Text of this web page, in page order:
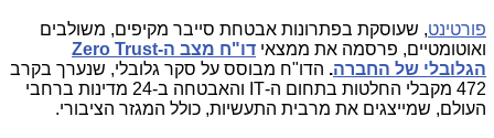
פורטינט, שעוסקת בפתרונות אבטחת סייבר מקיפים, משולבים
ואוטומטיים, פרסמה את ממצאי דו"ח מצב ה-Zero Trust
הגלובלי של החברה. הדו"ח מבוסס על סקר גלובלי, שנערך בקרב
472 מקבלי החלטות בתחום ה-
IT
והאבטחה ב-24 מדינות ברחבי
העולם, שמייצגים את מרבית התעשיות, כולל המגזר הציבורי.